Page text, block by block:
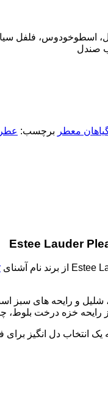
اسطوخودوس، فلفل
صندل
معطر برچسب: عطر
و رایحه های سبز
رایحه خزه درخت
انتخاب دل انگیز